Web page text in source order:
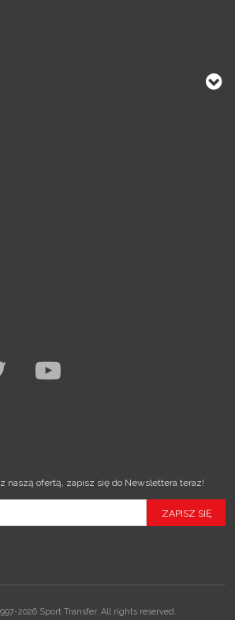
naszą ofertą, zapisz się do Newslettera teraz!
2026 Sport Transfer. All rights reserved.